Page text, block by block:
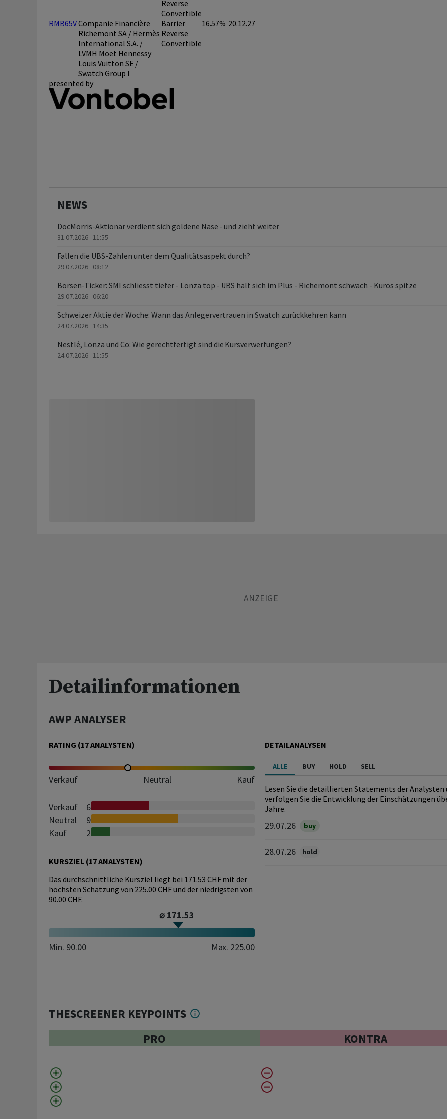
Reverse
Convertible
RMB65VCompanie Financière
Richemont SA / Hermès
International S.A. /
LVMH Moet Hennessy
Louis Vuitton SE /
Swatch Group I
Barrier
Reverse
Convertible
16.57% 20.12.27
presented by
NEWS
DocMorris-Aktionär verdient sich goldene Nase - und zieht weiter
31.07.2026 11:55
Fallen die UBS-Zahlen unter dem Qualitätsaspekt durch?
29.07.2026 08:12
Börsen-Ticker: SMI schliesst tiefer - Lonza top - UBS hält sich im Plus - Richemont schwach - Kuros spitze
29.07.2026 06:20
Schweizer Aktie der Woche: Wann das Anlegervertrauen in Swatch zurückkehren kann
24.07.2026 14:35
Nestlé, Lonza und Co: Wie gerechtfertigt sind die Kursverwerfungen?
24.07.2026 11:55
Detailinformationen
AWP ANALYSER
RATING (17ANALYSTEN)
Verkauf Neutral Kauf
Verkauf
6
Neutral
9
Kauf
2
KURSZIEL (17ANALYSTEN)
Das durchschnittliche Kursziel liegt bei 171.53 CHF mit der
höchsten Schätzung von 225.00 CHF und der niedrigsten von
90.00 CHF.
⌀ 171.53
Min. 90.00 Max. 225.00
DETAILANALYSEN
ALLE BUY HOLD SELL
Lesen Sie die detaillierten Statements der Analysten
verfolgen Sie die Entwicklung der Einschätzungen
Jahre.
29.07.26 buy
28.07.26 hold
THESCREENER KEYPOINTS
PRO
KONTRA